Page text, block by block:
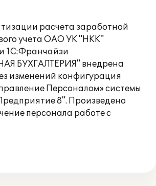
расчета заработной
учета ОАО УК "НКК"
1С:Франчайзи
БУХГАЛТЕРИЯ" внедрена
изменений конфигурация
Персоналом» системы
8". Произведено
персонала работе с